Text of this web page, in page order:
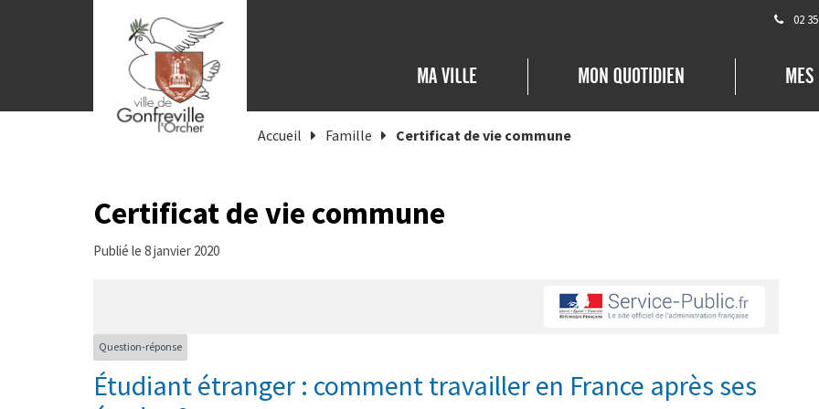
02
MA VILLE MON QUOTIDIEN
Accueil Famille Certificat de vie commune
Certificat de vie commune
Publié le 8 janvier 2020
Question-réponse
Étudiant étranger : comment travailler en France après ses